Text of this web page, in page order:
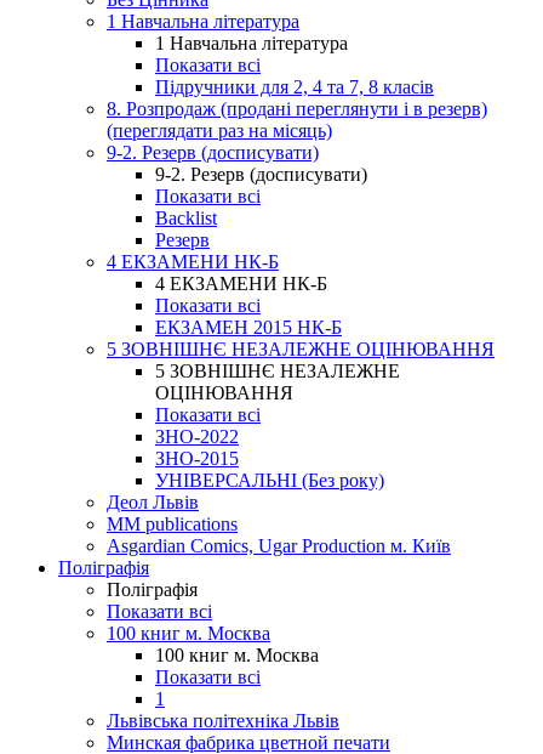
1 Навчальна література
1 Навчальна література
Показати всі
Підручники для 2, 4 та 7, 8 класів
8. Розпродаж (продані переглянути і в резерв)
(переглядати раз на місяць)
9-2. Резерв (досписувати)
9-2. Резерв (досписувати)
Показати всі
Backlist
Резерв
4 ЕКЗАМЕНИ НК-Б
4 ЕКЗАМЕНИ НК-Б
Показати всі
ЕКЗАМЕН 2015 НК-Б
5 ЗОВНІШНЄ НЕЗАЛЕЖНЕ ОЦІНЮВАННЯ
5 ЗОВНІШНЄ НЕЗАЛЕЖНЕ
ОЦІНЮВАННЯ
Показати всі
ЗНО-2022
ЗНО-2015
УНІВЕРСАЛЬНІ (Без року)
Деол Львів
MM publications
Asgardian Comics, Ugar Production м. Київ
Поліграфія
Поліграфія
Показати всі
100 книг м. Москва
100 книг м. Москва
Показати всі
1
Львівська політехніка Львів
Минская фабрика цветной печати